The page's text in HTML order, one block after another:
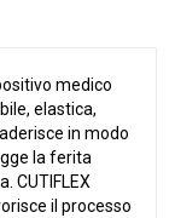
medico
elastica,
in modo
la ferita
CUTIFLEX
il processo